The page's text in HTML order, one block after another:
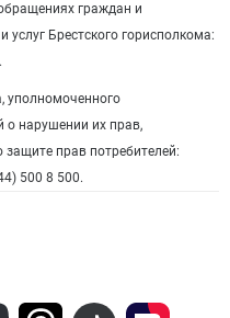
граждан и
услуг Брестского горисполкома:
уполномоченного
о нарушении их прав,
прав потребителей:
500 8 500.